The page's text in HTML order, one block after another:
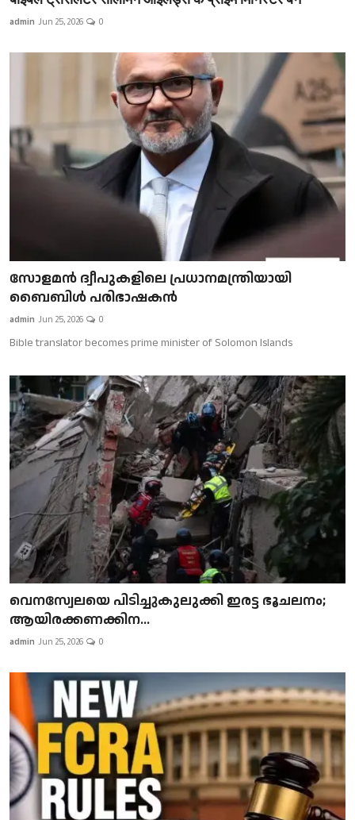
admin Jun 25, 2026 0
സോളമൻ ദ്വീപുകളിലെ പ്രധാനമന്ത്രിയായി
ബൈബിൾ പരിഭാഷകൻ
admin Jun 25, 2026 0
Bible translator becomes prime minister of Solomon Islands
വെനസ്വേലയെ പിടിച്ചുകുലുക്കി ഇരട്ട ഭൂചലനം;
ആയിരക്കണക്കിന...
admin Jun 25, 2026 0